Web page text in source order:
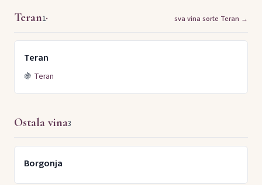
Teran1· sva vina sorte Teran →
Teran
🍇 Teran
Ostala vina3
Borgonja